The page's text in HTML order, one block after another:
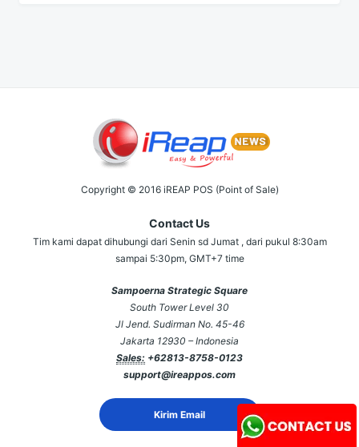
Copyright © 2016 iREAP POS (Point of Sale)
Contact Us
Tim kami dapat dihubungi dari Senin sd Jumat , dari pukul 8:30am
sampai 5:30pm, GMT+7 time
Sampoerna Strategic Square
South Tower Level 30
Jl Jend. Sudirman No. 45-46
Jakarta 12930 – Indonesia
Sales: +62813-8758-0123
support@ireappos.com
Kirim Email